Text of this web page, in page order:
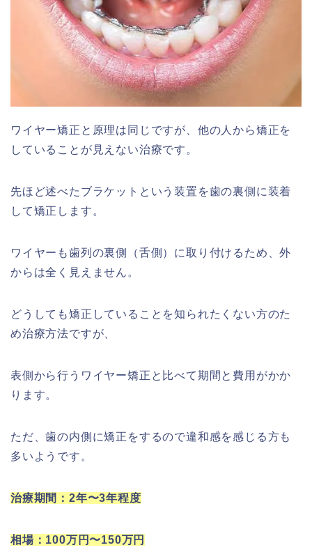
ワイヤー矯正と原理は同じですが、他の人から矯正を
していることが見えない治療です。
先ほど述べたブラケットという装置を歯の裏側に装着
して矯正します。
ワイヤーも歯列の裏側（舌側）に取り付けるため、外
からは全く見えません。
どうしても矯正していることを知られたくない方のた
め治療方法ですが、
表側から行うワイヤー矯正と比べて期間と費用がかか
ります。
ただ、歯の内側に矯正をするので違和感を感じる方も
多いようです。
治療期間：2年〜3年程度
相場：100万円〜150万円